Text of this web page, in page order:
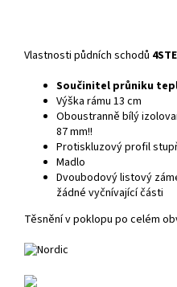
Vlastnosti půdních schodů
Součinitel průniku
Výška rámu 13 cm
Oboustranně bílý
87 mm!!
Protiskluzový profil
Madlo
Dvoubodový listový
žádné vyčnívající části
Těsnění v poklopu po celém